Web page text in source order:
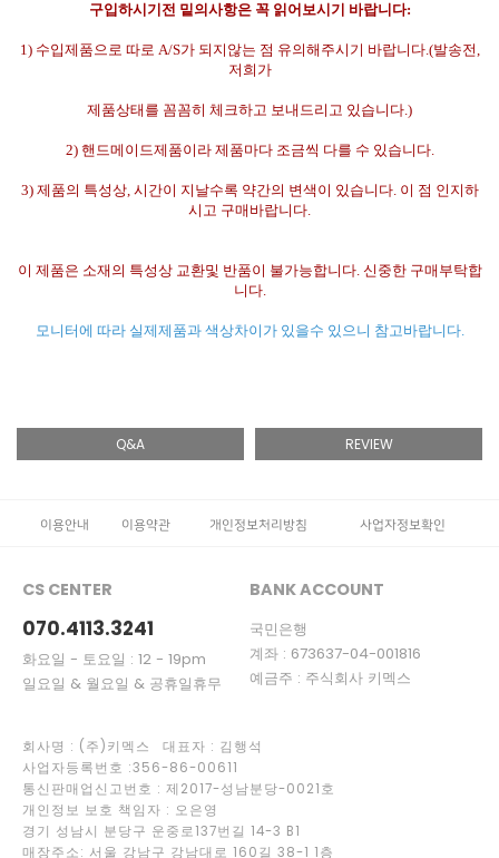
구입하시기전 밑의사항은 꼭 읽어보시기 바랍니다:
1) 수입제품으로 따로 A/S가 되지않는 점 유의해주시기 바랍니다.(발송전,
저희가
제품상태를 꼼꼼히 체크하고 보내드리고 있습니다.)
2) 핸드메이드제품이라 제품마다 조금씩 다를 수 있습니다.
3) 제품의 특성상, 시간이 지날수록 약간의 변색이 있습니다. 이 점 인지하
시고 구매바랍니다.
이 제품은 소재의 특성상 교환및 반품이 불가능합니다. 신중한 구매부탁합
니다.
모니터에 따라 실제제품과 색상차이가 있을수 있으니 참고바랍니다.
Q&A REVIEW
이용안내 이용약관 개인정보처리방침 사업자정보확인
CS CENTER
070.4113.3241
화요일 - 토요일 : 12 - 19pm
일요일 & 월요일 & 공휴일휴무
BANK ACCOUNT
국민은행
계좌 : 673637-04-001816
예금주 : 주식회사 키멕스
회사명 : (주)키멕스 대표자 : 김행석
사업자등록번호 :356-86-00611
통신판매업신고번호 : 제2017-성남분당-0021호
개인정보 보호 책임자 : 오은영
경기 성남시 분당구 운중로137번길 14-3 B1
매장주소: 서울 강남구 강남대로 160길 38-1 1층